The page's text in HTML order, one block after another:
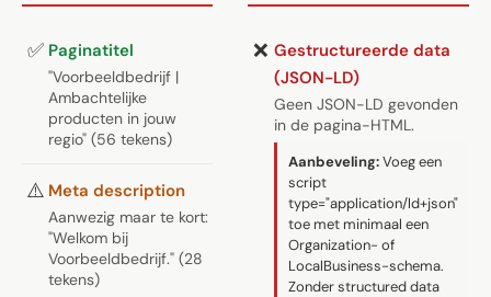
✅ Paginatitel
"Voorbeeldbedrijf |
Ambachtelijke
producten in jouw
regio" (56 tekens)
⚠️ Meta description
Aanwezig maar te kort:
"Welkom bij
Voorbeeldbedrijf." (28
tekens)
❌ Gestructureerde data
(JSON-LD)
Geen JSON-LD gevonden
in de pagina-HTML.
Aanbeveling:Voeg een
script
type="application/ld+json"
toe met minimaal een
Organization- of
LocalBusiness-schema.
Zonder structured data